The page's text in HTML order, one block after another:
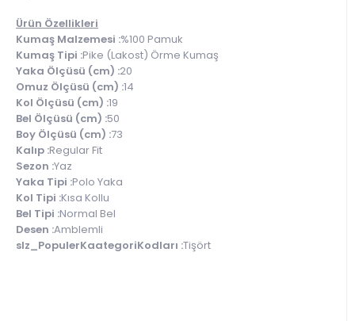
Ürün Özellikleri
Kumaş Malzemesi :%100 Pamuk
Kumaş Tipi :Pike (Lakost) Örme Kumaş
Yaka Ölçüsü (cm) :20
Omuz Ölçüsü (cm) :14
Kol Ölçüsü (cm) :19
Bel Ölçüsü (cm) :50
Boy Ölçüsü (cm) :73
Kalıp :Regular Fit
Sezon :Yaz
Yaka Tipi :Polo Yaka
Kol Tipi :Kısa Kollu
Bel Tipi :Normal Bel
Desen :Amblemli
slz_PopulerKaategoriKodları :Tişört